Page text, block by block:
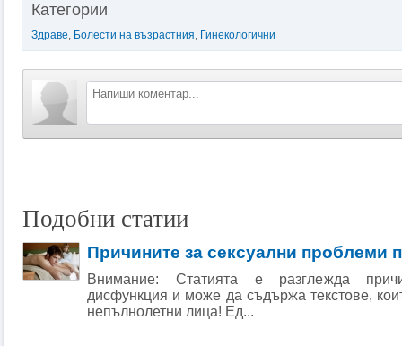
Категории
Здраве, Болести на възрастния, Гинекологични
Подобни статии
Причините за сексуални проблеми
Внимание: Статията е разглежда
дисфункция и може да съдържа текстове,
непълнолетни лица! Ед...